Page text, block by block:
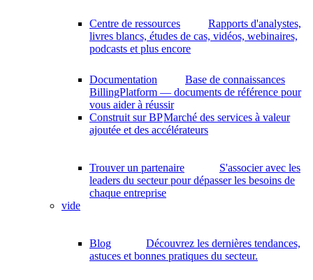
Centre de ressources
Rapports d'analystes,
livres blancs, études de cas, vidéos, webinaires,
podcasts et plus encore
Documentation
Base de connaissances
BillingPlatform — documents de référence pour
vous aider à réussir
Construit sur BPMarché des services à valeur
ajoutée et des accélérateurs
Trouver un partenaire
S'associer avec les
leaders du secteur pour dépasser les besoins de
chaque entreprise
vide
Blog
Découvrez les dernières tendances,
astuces et bonnes pratiques du secteur.